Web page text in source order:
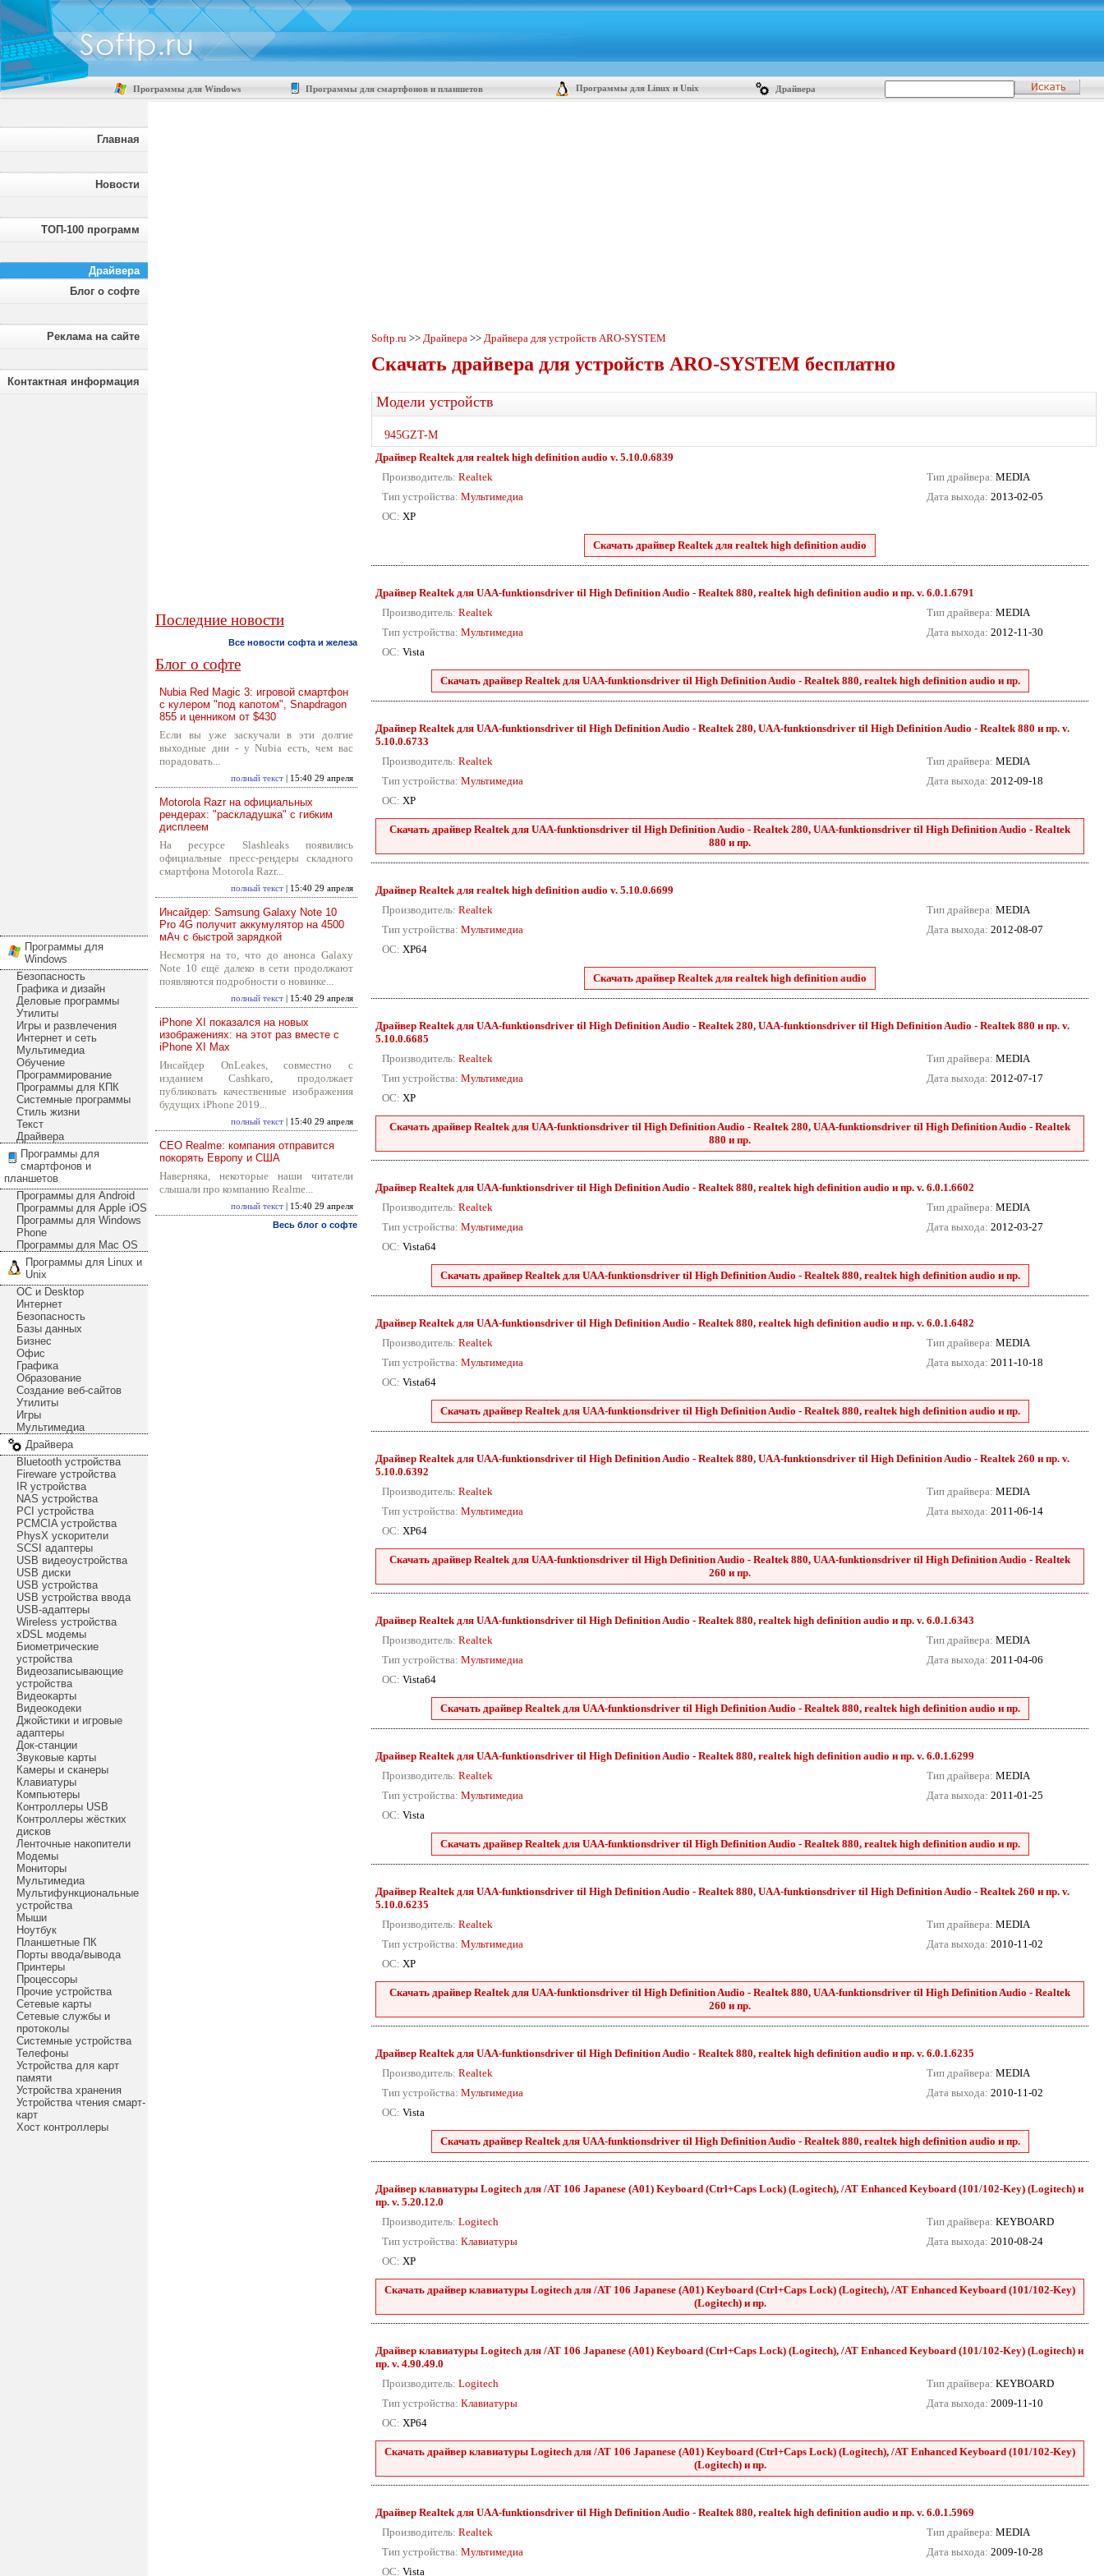
Программы для Windows Программы для смартфонов и планшетов Программы для Linux и Unix Драйвера
Главная
Новости
ТОП-100 программ
Драйвера
Блог о софте
Реклама на сайте
Контактная информация
Программы для
Windows
Безопасность
Графика и дизайн
Деловые программы
Утилиты
Игры и развлечения
Интернет и сеть
Мультимедиа
Обучение
Программирование
Программы для КПК
Системные программы
Стиль жизни
Текст
Драйвера
Программы для
смартфонов и
планшетов
Программы для Android
Программы для Apple iOS
Программы для Windows
Phone
Программы для Mac OS
Программы для Linux и
Unix
ОС и Desktop
Интернет
Безопасность
Базы данных
Бизнес
Офис
Графика
Образование
Создание веб-сайтов
Утилиты
Игры
Мультимедиа
Драйвера
Bluetooth устройства
Fireware устройства
IR устройства
NAS устройства
PCI устройства
PCMCIA устройства
PhysX ускорители
SCSI адаптеры
USB видеоустройства
USB диски
USB устройства
USB устройства ввода
USB-адаптеры
Wireless устройства
xDSL модемы
Биометрические
устройства
Видеозаписывающие
устройства
Видеокарты
Видеокодеки
Джойстики и игровые
адаптеры
Док-станции
Звуковые карты
Камеры и сканеры
Клавиатуры
Компьютеры
Контроллеры USB
Контроллеры жёстких
дисков
Ленточные накопители
Модемы
Мониторы
Мультимедиа
Мультифункциональные
устройства
Мыши
Ноутбук
Планшетные ПК
Порты ввода/вывода
Принтеры
Процессоры
Прочие устройства
Сетевые карты
Сетевые службы и
протоколы
Системные устройства
Телефоны
Устройства для карт
памяти
Устройства хранения
Устройства чтения смарт-
карт
Хост контроллеры
Последние новости
Все новости софта и железа
Блог о софте
Nubia Red Magic 3: игровой смартфон
с кулером "под капотом", Snapdragon
855 и ценником от $430
Если вы уже заскучали в эти долгие
выходные дни - у Nubia есть, чем вас
порадовать...
полный текст | 15:40 29 апреля
Motorola Razr на официальных
рендерах: "раскладушка" с гибким
дисплеем
На ресурсе Slashleaks появились
официальные пресс-рендеры складного
смартфона Motorola Razr...
полный текст | 15:40 29 апреля
Инсайдер: Samsung Galaxy Note 10
Pro 4G получит аккумулятор на 4500
мАч с быстрой зарядкой
Несмотря на то, что до анонса Galaxy
Note 10 ещё далеко в сети продолжают
появляются подробности о новинке...
полный текст | 15:40 29 апреля
iPhone XI показался на новых
изображениях: на этот раз вместе с
iPhone XI Max
Инсайдер OnLeakes, совместно с
изданием Cashkaro, продолжает
публиковать качественные изображения
будущих iPhone 2019...
полный текст | 15:40 29 апреля
CEO Realme: компания отправится
покорять Европу и США
Наверняка, некоторые наши читатели
слышали про компанию Realme...
полный текст | 15:40 29 апреля
Весь блог о софте
Softp.ru >> Драйвера >> Драйвера для устройств ARO-SYSTEM
Скачать драйвера для устройств ARO-SYSTEM бесплатно
Модели устройств
945GZT-M
Драйвер Realtek для realtek high definition audio v. 5.10.0.6839
Производитель: Realtek
Тип устройства: Мультимедиа
ОС: XP
Тип драйвера: MEDIA
Дата выхода: 2013-02-05
Скачать драйвер Realtek для realtek high definition audio
Драйвер Realtek для UAA-funktionsdriver til High Definition Audio - Realtek 880, realtek high definition audio и пр. v. 6.0.1.6791
Производитель: Realtek
Тип устройства: Мультимедиа
ОС: Vista
Тип драйвера: MEDIA
Дата выхода: 2012-11-30
Скачать драйвер Realtek для UAA-funktionsdriver til High Definition Audio - Realtek 880, realtek high definition audio и пр.
Драйвер Realtek для UAA-funktionsdriver til High Definition Audio - Realtek 280, UAA-funktionsdriver til High Definition Audio - Realtek 880 и пр. v.
5.10.0.6733
Производитель: Realtek
Тип устройства: Мультимедиа
ОС: XP
Тип драйвера: MEDIA
Дата выхода: 2012-09-18
Скачать драйвер Realtek для UAA-funktionsdriver til High Definition Audio - Realtek 280, UAA-funktionsdriver til High Definition Audio - Realtek
880 и пр.
Драйвер Realtek для realtek high definition audio v. 5.10.0.6699
Производитель: Realtek
Тип устройства: Мультимедиа
ОС: XP64
Тип драйвера: MEDIA
Дата выхода: 2012-08-07
Скачать драйвер Realtek для realtek high definition audio
Драйвер Realtek для UAA-funktionsdriver til High Definition Audio - Realtek 280, UAA-funktionsdriver til High Definition Audio - Realtek 880 и пр. v.
5.10.0.6685
Производитель: Realtek
Тип устройства: Мультимедиа
ОС: XP
Тип драйвера: MEDIA
Дата выхода: 2012-07-17
Скачать драйвер Realtek для UAA-funktionsdriver til High Definition Audio - Realtek 280, UAA-funktionsdriver til High Definition Audio - Realtek
880 и пр.
Драйвер Realtek для UAA-funktionsdriver til High Definition Audio - Realtek 880, realtek high definition audio и пр. v. 6.0.1.6602
Производитель: Realtek
Тип устройства: Мультимедиа
ОС: Vista64
Тип драйвера: MEDIA
Дата выхода: 2012-03-27
Скачать драйвер Realtek для UAA-funktionsdriver til High Definition Audio - Realtek 880, realtek high definition audio и пр.
Драйвер Realtek для UAA-funktionsdriver til High Definition Audio - Realtek 880, realtek high definition audio и пр. v. 6.0.1.6482
Производитель: Realtek
Тип устройства: Мультимедиа
ОС: Vista64
Тип драйвера: MEDIA
Дата выхода: 2011-10-18
Скачать драйвер Realtek для UAA-funktionsdriver til High Definition Audio - Realtek 880, realtek high definition audio и пр.
Драйвер Realtek для UAA-funktionsdriver til High Definition Audio - Realtek 880, UAA-funktionsdriver til High Definition Audio - Realtek 260 и пр. v.
5.10.0.6392
Производитель: Realtek
Тип устройства: Мультимедиа
ОС: XP64
Тип драйвера: MEDIA
Дата выхода: 2011-06-14
Скачать драйвер Realtek для UAA-funktionsdriver til High Definition Audio - Realtek 880, UAA-funktionsdriver til High Definition Audio - Realtek
260 и пр.
Драйвер Realtek для UAA-funktionsdriver til High Definition Audio - Realtek 880, realtek high definition audio и пр. v. 6.0.1.6343
Производитель: Realtek
Тип устройства: Мультимедиа
ОС: Vista64
Тип драйвера: MEDIA
Дата выхода: 2011-04-06
Скачать драйвер Realtek для UAA-funktionsdriver til High Definition Audio - Realtek 880, realtek high definition audio и пр.
Драйвер Realtek для UAA-funktionsdriver til High Definition Audio - Realtek 880, realtek high definition audio и пр. v. 6.0.1.6299
Производитель: Realtek
Тип устройства: Мультимедиа
ОС: Vista
Тип драйвера: MEDIA
Дата выхода: 2011-01-25
Скачать драйвер Realtek для UAA-funktionsdriver til High Definition Audio - Realtek 880, realtek high definition audio и пр.
Драйвер Realtek для UAA-funktionsdriver til High Definition Audio - Realtek 880, UAA-funktionsdriver til High Definition Audio - Realtek 260 и пр. v.
5.10.0.6235
Производитель: Realtek
Тип устройства: Мультимедиа
ОС: XP
Тип драйвера: MEDIA
Дата выхода: 2010-11-02
Скачать драйвер Realtek для UAA-funktionsdriver til High Definition Audio - Realtek 880, UAA-funktionsdriver til High Definition Audio - Realtek
260 и пр.
Драйвер Realtek для UAA-funktionsdriver til High Definition Audio - Realtek 880, realtek high definition audio и пр. v. 6.0.1.6235
Производитель: Realtek
Тип устройства: Мультимедиа
ОС: Vista
Тип драйвера: MEDIA
Дата выхода: 2010-11-02
Скачать драйвер Realtek для UAA-funktionsdriver til High Definition Audio - Realtek 880, realtek high definition audio и пр.
Драйвер клавиатуры Logitech для /AT 106 Japanese (A01) Keyboard (Ctrl+Caps Lock) (Logitech), /AT Enhanced Keyboard (101/102-Key) (Logitech) и
пр. v. 5.20.12.0
Производитель: Logitech
Тип устройства: Клавиатуры
ОС: XP
Тип драйвера: KEYBOARD
Дата выхода: 2010-08-24
Скачать драйвер клавиатуры Logitech для /AT 106 Japanese (A01) Keyboard (Ctrl+Caps Lock) (Logitech), /AT Enhanced Keyboard (101/102-Key)
(Logitech) и пр.
Драйвер клавиатуры Logitech для /AT 106 Japanese (A01) Keyboard (Ctrl+Caps Lock) (Logitech), /AT Enhanced Keyboard (101/102-Key) (Logitech) и
пр. v. 4.90.49.0
Производитель: Logitech
Тип устройства: Клавиатуры
ОС: XP64
Тип драйвера: KEYBOARD
Дата выхода: 2009-11-10
Скачать драйвер клавиатуры Logitech для /AT 106 Japanese (A01) Keyboard (Ctrl+Caps Lock) (Logitech), /AT Enhanced Keyboard (101/102-Key)
(Logitech) и пр.
Драйвер Realtek для UAA-funktionsdriver til High Definition Audio - Realtek 880, realtek high definition audio и пр. v. 6.0.1.5969
Производитель: Realtek
Тип устройства: Мультимедиа
ОС: Vista
Тип драйвера: MEDIA
Дата выхода: 2009-10-28